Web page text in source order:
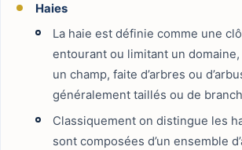
Haies
La haie est définie comme une
entourant ou limitant un
un champ, faite d’arbres ou
généralement taillés ou de
Classiquement on distingue les
sont composées d’un ensemble